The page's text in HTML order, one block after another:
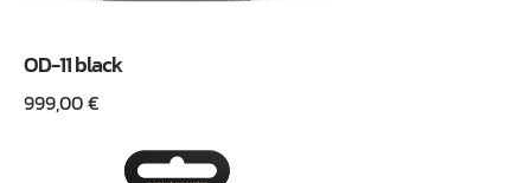
OD-11 black
999,00€